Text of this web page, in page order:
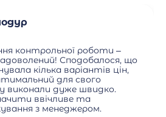
контрольної роботи –
Сподобалося, що
кілька варіантів цін,
для свого
дуже швидко.
ввічливе та
з менеджером.